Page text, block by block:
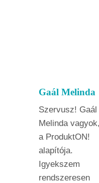
Gaál Melinda
Szervusz! Gaál
Melinda
a ProduktON!
alapítója.
Igyekszem
rendszeresen